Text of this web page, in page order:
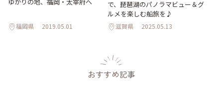
ゆかりの地、福岡・太宰府へ
福岡県 2019.05.01
で、琵琶湖のパノラマビュー＆グ
ルメを楽しむ船旅を♪
滋賀県 2025.05.13
おすすめ記事